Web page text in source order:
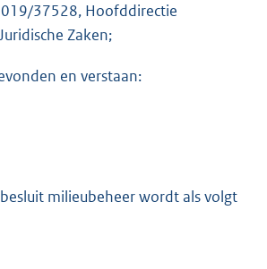
37528, Hoofddirectie
Zaken;
en verstaan:
milieubeheer wordt als volgt